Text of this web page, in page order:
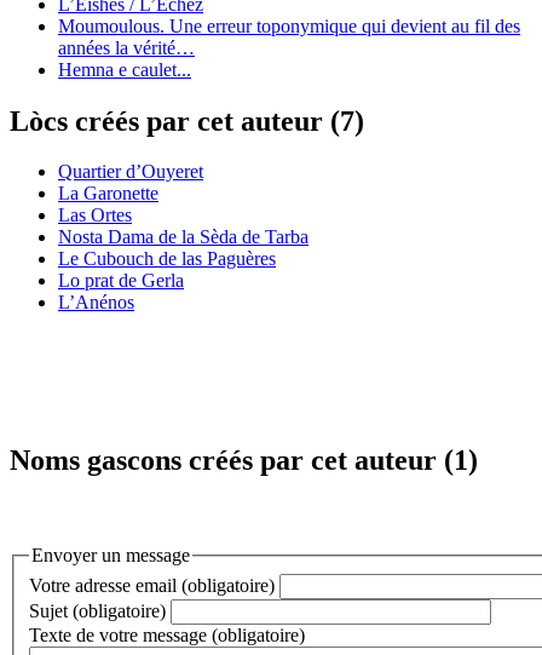
Moumoulous. Une erreur toponymique qui devient au fil des
années la vérité…
Hemna e caulet...
Lòcs créés par cet auteur (7)
Quartier d’Ouyeret
La Garonette
Las Ortes
Nosta Dama de la Sèda de Tarba
Le Cubouch de las Paguères
Lo prat de Gerla
L’Anénos
Noms gascons créés par cet auteur (1)
Envoyer un message
Votre adresse email (obligatoire)
Sujet (obligatoire)
Texte de votre message (obligatoire)